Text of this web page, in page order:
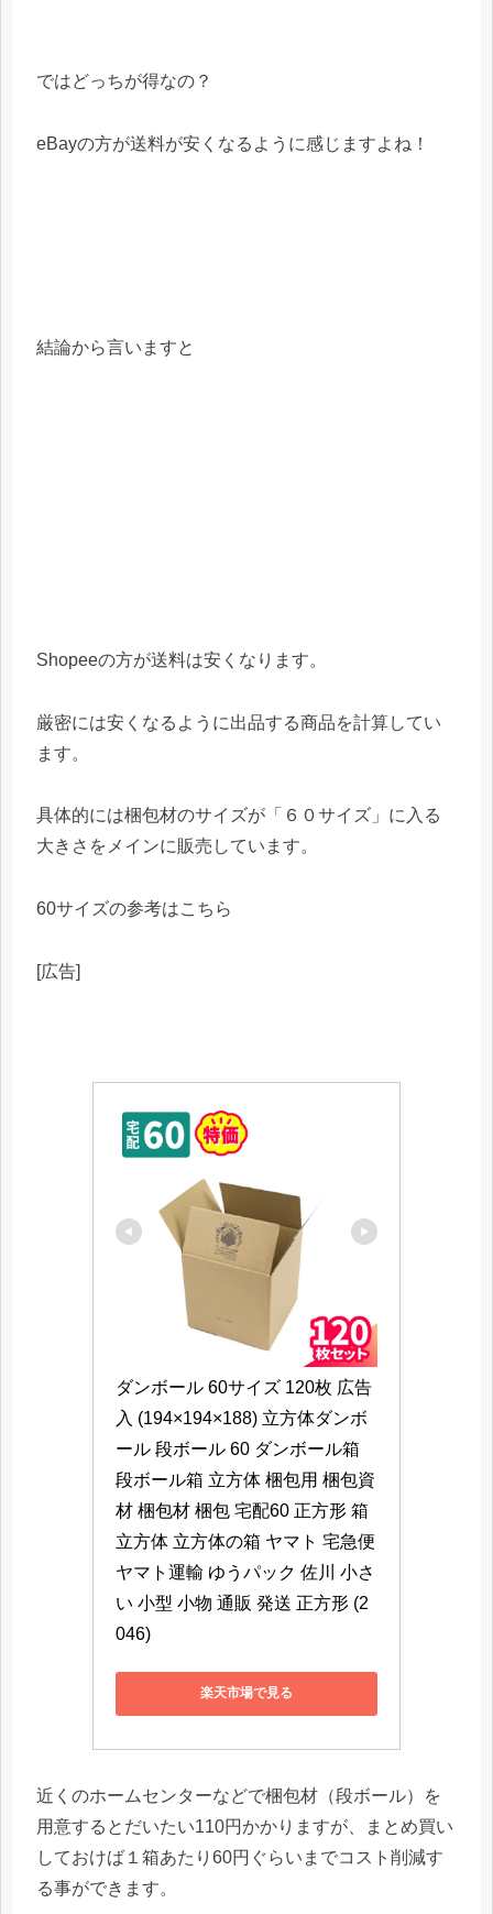
ではどっちが得なの？
eBayの方が送料が安くなるように感じますよね！
結論から言いますと
Shopeeの方が送料は安くなります。
厳密には安くなるように出品する商品を計算してい
ます。
具体的には梱包材のサイズが「６０サイズ」に入る
大きさをメインに販売しています。
60サイズの参考はこちら
[広告]
ダンボール 60サイズ 120枚 広告
入 (194×194×188) 立方体ダンボ
ール 段ボール 60 ダンボール箱
段ボール箱 立方体 梱包用 梱包資
材 梱包材 梱包 宅配60 正方形 箱
立方体 立方体の箱 ヤマト 宅急便
ヤマト運輸 ゆうパック 佐川 小さ
い 小型 小物 通販 発送 正方形 (2
046)
楽天市場で見る
近くのホームセンターなどで梱包材（段ボール）を
用意するとだいたい110円かかりますが、まとめ買い
しておけば１箱あたり60円ぐらいまでコスト削減す
る事ができます。